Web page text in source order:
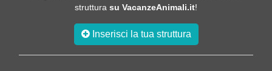
struttura su VacanzeAnimali.it!
Inserisci la tua struttura